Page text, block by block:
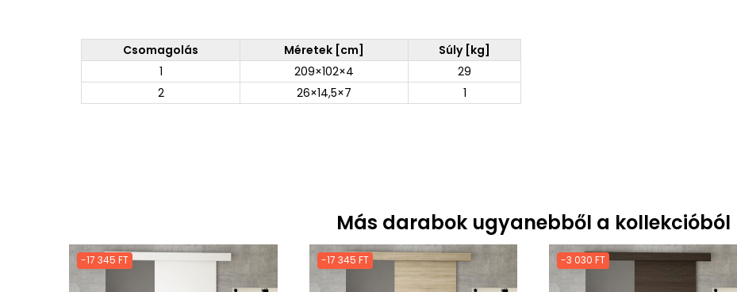
Csomagolás Méretek [cm]
Súly [kg]
1
209×102×4
29
2
26×14,5×7 1
Más darabok ugyanebből a kollekcióból
-17 345 FT -17 345 FT -3 030 FT